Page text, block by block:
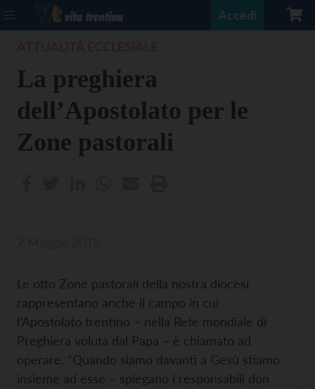
Accedi
La preghiera
dell’Apostolato per le
Zone pastorali
Le otto Zone pastorali della nostra diocesi
rappresentano anche il campo in cui
l’Apostolato trentino – nella Rete mondiale di
Preghiera voluta dal Papa – è chiamato ad
operare. “Quando siamo davanti a Gesù stiamo
insieme ad esse – spiegano i responsabili don